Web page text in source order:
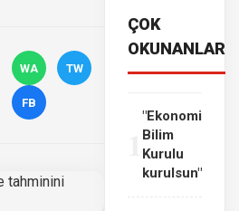
WA TW
FB
ÇOK
OKUNANLAR
"Ekonomi
Bilim
Kurulu
kurulsun"